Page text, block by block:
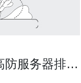
防服务器排名